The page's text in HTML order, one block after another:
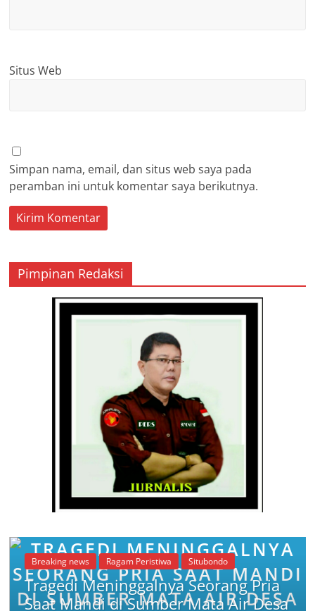
Situs Web
Simpan nama, email, dan situs web saya pada
peramban ini untuk komentar saya berikutnya.
Pimpinan Redaksi
Breaking news Ragam Peristiwa Situbondo
Tragedi Meninggalnya Seorang Pria
Saat Mandi di Sumber Mata Air Desa